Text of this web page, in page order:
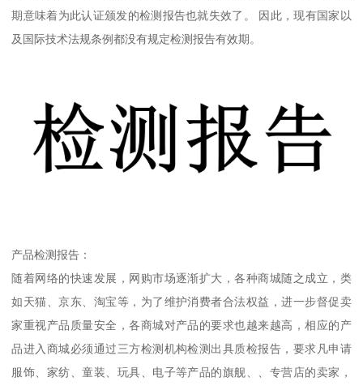
期意味着为此认证颁发的检测报告也就失效了。 因此，现有国家以
及国际技术法规条例都没有规定检测报告有效期。
产品检测报告：
随着网络的快速发展，网购市场逐渐扩大，各种商城随之成立，类
如天猫、京东、淘宝等，为了维护消费者合法权益，进一步督促卖
家重视产品质量安全，各商城对产品的要求也越来越高，相应的产
品进入商城必须通过三方检测机构检测出具质检报告，要求凡申请
服饰、家纺、童装、玩具、电子等产品的旗舰、、专营店的卖家，